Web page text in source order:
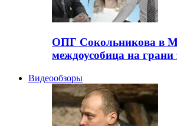
ОПГ Сокольникова в
междоусобица на грани
Видеообзоры